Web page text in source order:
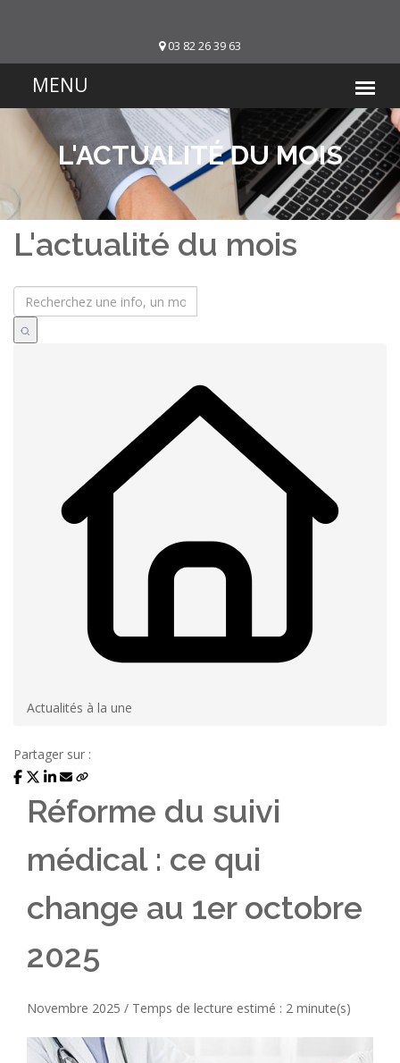
03 82 26 39 63
L'ACTUALITÉ DU MOIS
L'actualité du mois
Actualités à la une
Partager sur :
Réforme du suivi
médical : ce qui
change au 1er octobre
2025
Novembre 2025 / Temps de lecture estimé : 2 minute(s)